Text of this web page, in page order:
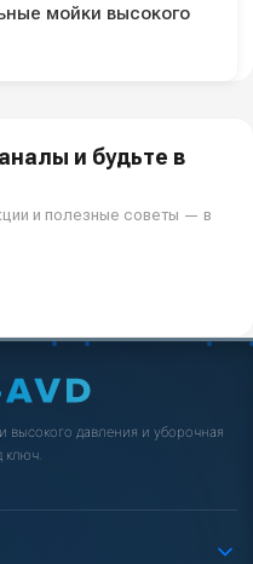
мойки высокого
и будьте в
и полезные советы — в
высокого давления и уборочная
ключ.